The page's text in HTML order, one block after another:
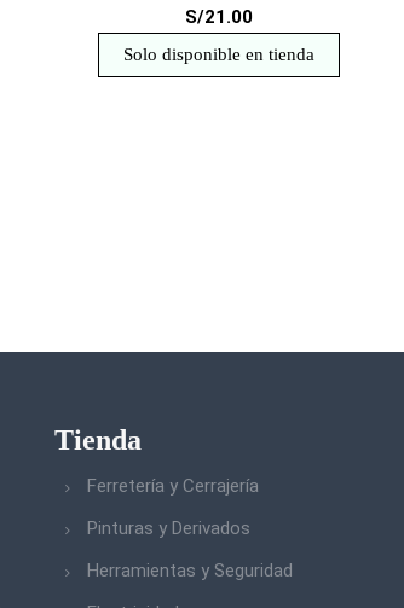
S/21.00
Solo disponible en tienda
Tienda
Ferretería y Cerrajería
Pinturas y Derivados
Herramientas y Seguridad